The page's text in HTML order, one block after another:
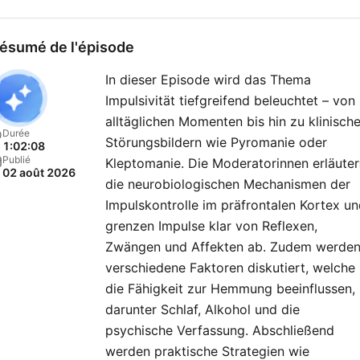
Frau und Mann,
und Lerche. Unterhaltsam,
erfrischend direkt und ganz
ohne Fachchinesisch. Mal
pragmatische Impulse für
Alltag, mal fesselnde
Lebensgeschichten – und
immer mit überraschenden
Aha-Momenten. Wenn du dich
und die Welt ein Stück
verstehen willst, ist
»Psychologie to go!« für
Du möchtest mehr über
de l'épisode
Durée
1:02:08
Publié
02 août 2026
In dieser Episode wird das Thema
Impulsivität tiefgreifend beleuchtet – von
alltäglichen Momenten bis hin zu
Störungsbildern wie Pyromanie oder
Kleptomanie. Die Moderatorinnen
die neurobiologischen Mechanismen der
Impulskontrolle im präfrontalen Kortex
grenzen Impulse klar von Reflexen,
Zwängen und Affekten ab. Zudem werden
verschiedene Faktoren diskutiert, welche
die Fähigkeit zur Hemmung beeinflussen,
darunter Schlaf, Alkohol und die
psychische Verfassung. Abschließend
werden praktische Strategien wie